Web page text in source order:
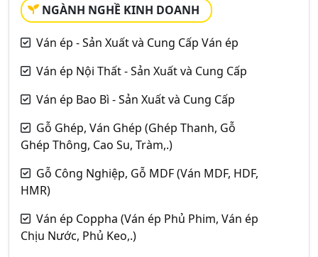
NGÀNH NGHỀ KINH DOANH
Ván ép - Sản Xuất và Cung Cấp Ván ép
Ván ép Nội Thất - Sản Xuất và Cung Cấp
Ván ép Bao Bì - Sản Xuất và Cung Cấp
Gỗ Ghép, Ván Ghép (Ghép Thanh, Gỗ
Ghép Thông, Cao Su, Tràm,.)
Gỗ Công Nghiệp, Gỗ MDF (Ván MDF, HDF,
HMR)
Ván ép Coppha (Ván ép Phủ Phim, Ván ép
Chịu Nước, Phủ Keo,.)